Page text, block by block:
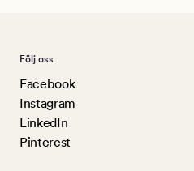
Följ oss
Facebook
Instagram
LinkedIn
Pinterest